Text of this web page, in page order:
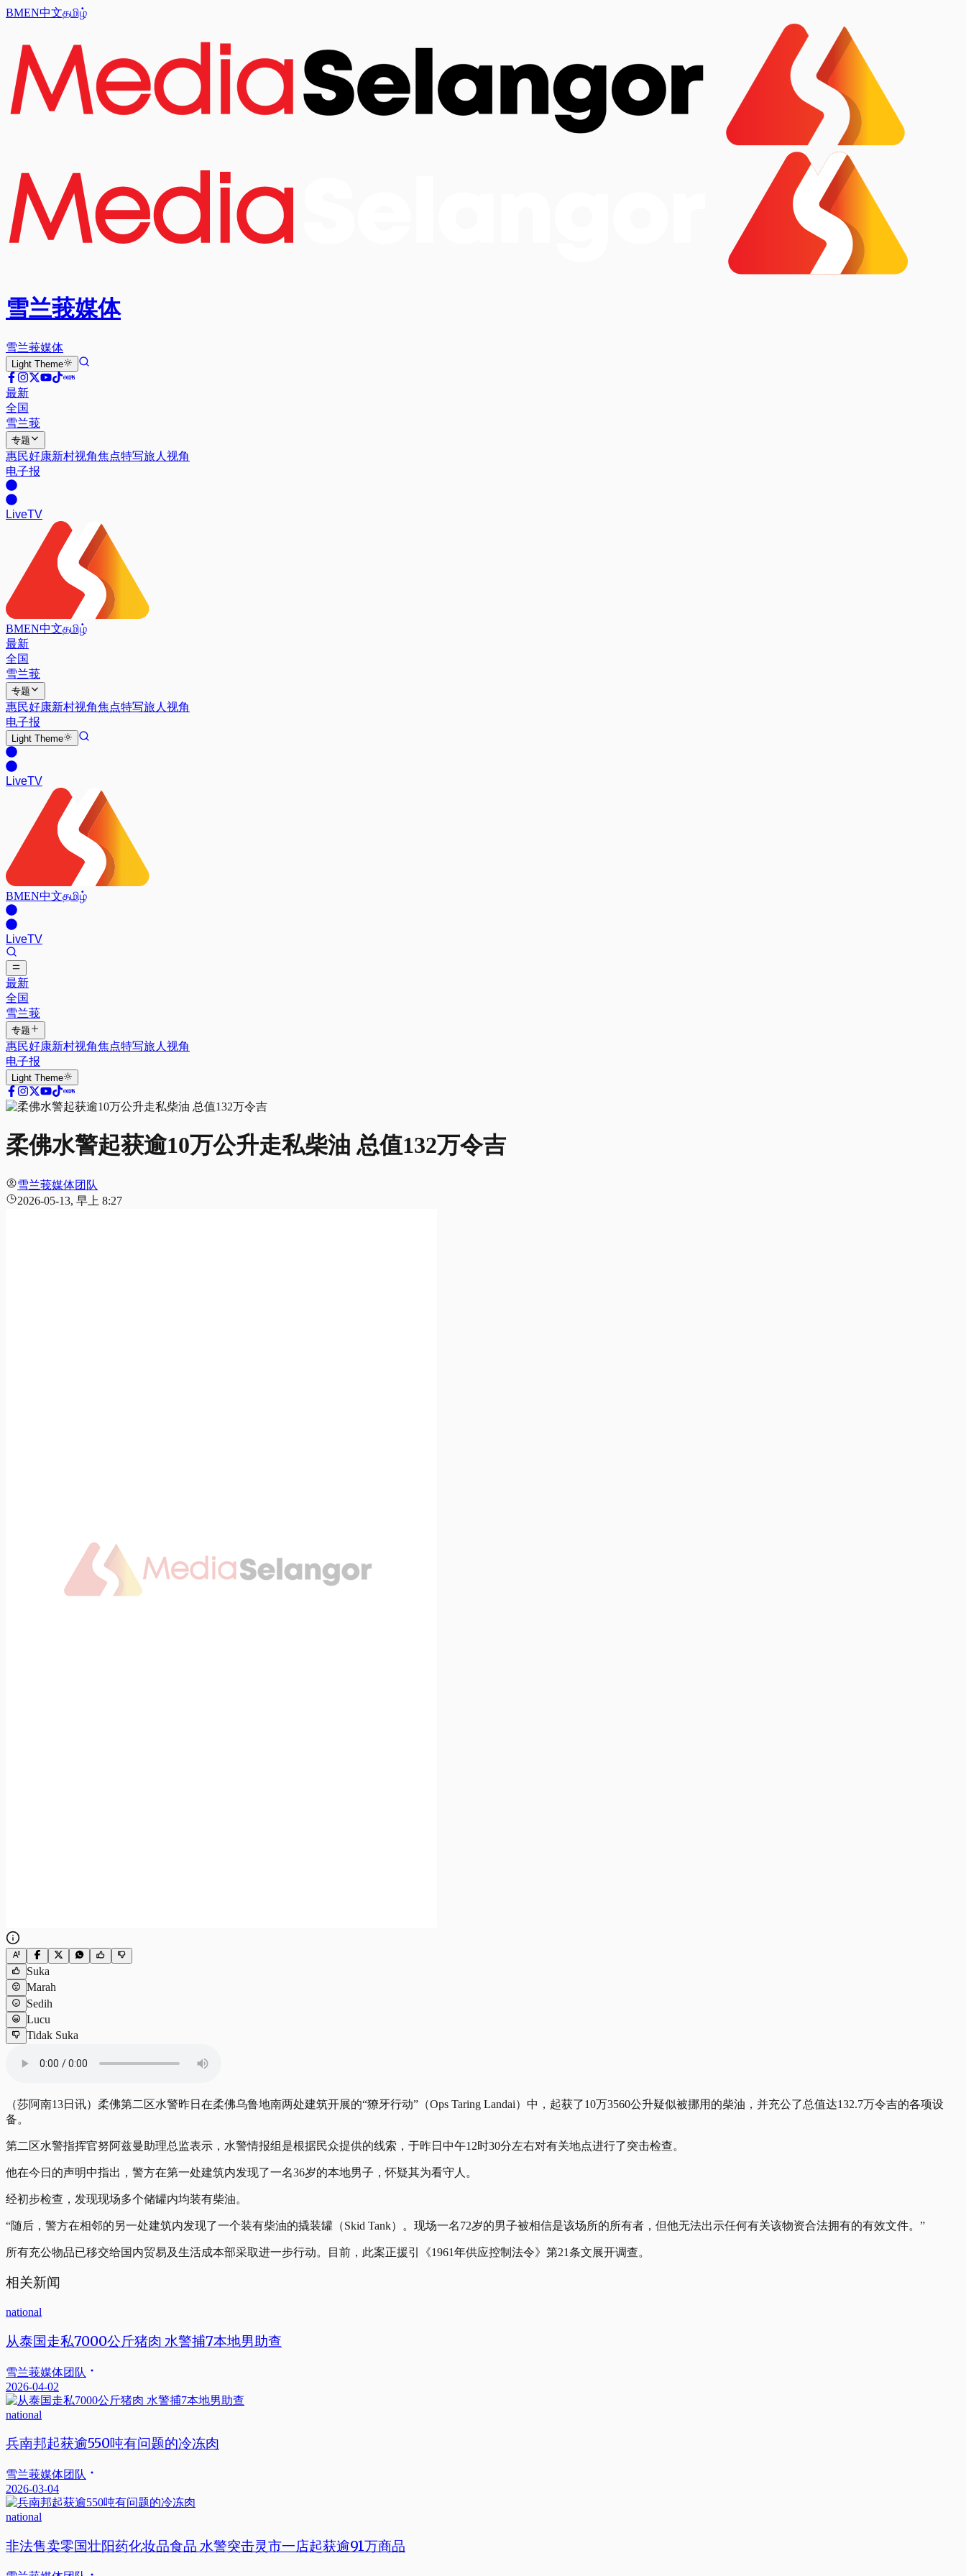
BMEN中文தமிழ்
雪兰莪媒体
雪兰莪媒体
Light Theme
最新
全国
雪兰莪
专题
惠民好康新村视角焦点特写旅人视角
电子报
LiveTV
BMEN中文தமிழ்
最新
全国
雪兰莪
专题
惠民好康新村视角焦点特写旅人视角
电子报
Light Theme
LiveTV
BMEN中文தமிழ்
LiveTV
最新
全国
雪兰莪
专题
惠民好康新村视角焦点特写旅人视角
电子报
Light Theme
柔佛水警起获逾10万公升走私柴油 总值132万令吉
雪兰莪媒体团队
2026-05-13, 早上 8:27
Suka
Marah
Sedih
Lucu
Tidak Suka
（莎阿南13日讯）柔佛第二区水警昨日在柔佛乌鲁地南两处建筑开展的“獠牙行动”（Ops Taring Landai）中，起获了10万3560公升疑似被挪用的柴油，并充公了总值达132.7万令吉的各项设
备。
第二区水警指挥官努阿兹曼助理总监表示，水警情报组是根据民众提供的线索，于昨日中午12时30分左右对有关地点进行了突击检查。
他在今日的声明中指出，警方在第一处建筑内发现了一名36岁的本地男子，怀疑其为看守人。
经初步检查，发现现场多个储罐内均装有柴油。
“随后，警方在相邻的另一处建筑内发现了一个装有柴油的撬装罐（Skid Tank）。现场一名72岁的男子被相信是该场所的所有者，但他无法出示任何有关该物资合法拥有的有效文件。”
所有充公物品已移交给国内贸易及生活成本部采取进一步行动。目前，此案正援引《1961年供应控制法令》第21条文展开调查。
相关新闻
national
从泰国走私7000公斤猪肉 水警捕7本地男助查
雪兰莪媒体团队
2026-04-02
national
兵南邦起获逾550吨有问题的冷冻肉
雪兰莪媒体团队
2026-03-04
national
非法售卖零国壮阳药化妆品食品 水警突击灵市一店起获逾91万商品